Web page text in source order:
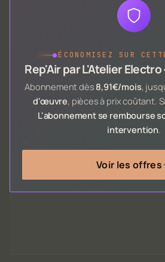
●ÉCONOMISEZ SUR
Rep'Air par L'Atelier Electro
Abonnement dès 8,91€/mois,
d'œuvre, pièces à prix coûtant.
L'abonnement se rembourse
intervention.
Voir les offres